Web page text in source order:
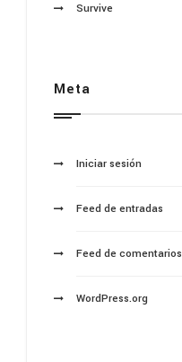
Survive
Meta
Iniciar sesión
Feed de entradas
Feed de comentarios
WordPress.org